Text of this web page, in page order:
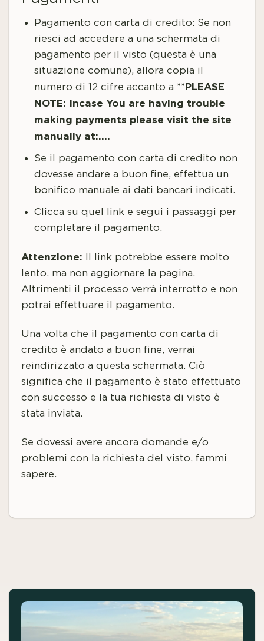
Pagamento con carta di credito: Se non
riesci ad accedere a una schermata di
pagamento per il visto (questa è una
situazione comune), allora copia il
numero di 12 cifre accanto a **PLEASE
NOTE: Incase You are having trouble
making payments please visit the site
manually at:….
Se il pagamento con carta di credito non
dovesse andare a buon fine, effettua un
bonifico manuale ai dati bancari indicati.
Clicca su quel link e segui i passaggi per
completare il pagamento.
Attenzione: Il link potrebbe essere molto
lento, ma non aggiornare la pagina.
Altrimenti il processo verrà interrotto e non
potrai effettuare il pagamento.
Una volta che il pagamento con carta di
credito è andato a buon fine, verrai
reindirizzato a questa schermata. Ciò
significa che il pagamento è stato effettuato
con successo e la tua richiesta di visto è
stata inviata.
Se dovessi avere ancora domande e/o
problemi con la richiesta del visto, fammi
sapere.